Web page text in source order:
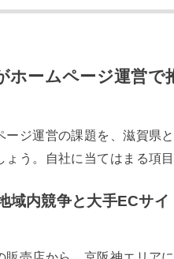
ホームページ運営で
ージ運営の課題を、滋賀県
う。自社に当てはまる項
内競争と大手ECサイ